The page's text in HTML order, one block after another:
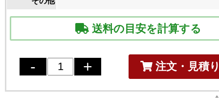
送料の目安を計算する
注文・見積